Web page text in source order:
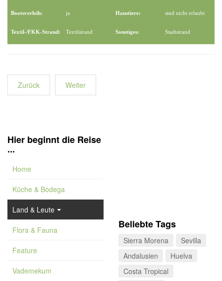
Bootsverleih: ja Haustiere: sind nicht erlaubt
Textil-/FKK-Strand: Textilstrand Sonstiges: Stadtstrand
Zurück Weiter
Hier beginnt die Reise
...
Home
Küche & Bodega
Land & Leute
Flora & Fauna
Feature
Vademekum
Beliebte Tags
Sierra Morena
Sevilla
Andalusien
Huelva
Costa Tropical